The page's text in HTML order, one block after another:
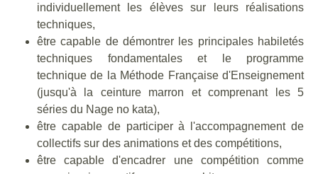
individuellement les élèves sur leurs réalisations
techniques,
être capable de démontrer les principales habiletés
techniques fondamentales et le programme
technique de la Méthode Française d'Enseignement
(jusqu'à la ceinture marron et comprenant les 5
séries du Nage no kata),
être capable de participer à l'accompagnement de
collectifs sur des animations et des compétitions,
être capable d'encadrer une compétition comme